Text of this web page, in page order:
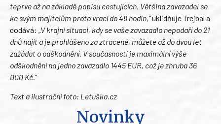
teprve až na základě popisu cestujících. Většina zavazadel se
ke svým majitelům proto vrací do 48 hodin,“uklidňuje Trejbal a
dodává: „V krajní situaci, kdy se vaše zavazadlo nepodaří do 21
dnů najít a je prohlášeno za ztracené, můžete až do dvou let
zažádat o odškodnění. V současnosti je maximální výše
odškodnění na jedno zavazadlo 1445 EUR, což je zhruba 36
000 Kč.“
Text a ilustrační foto: Letuška.cz
Novinky